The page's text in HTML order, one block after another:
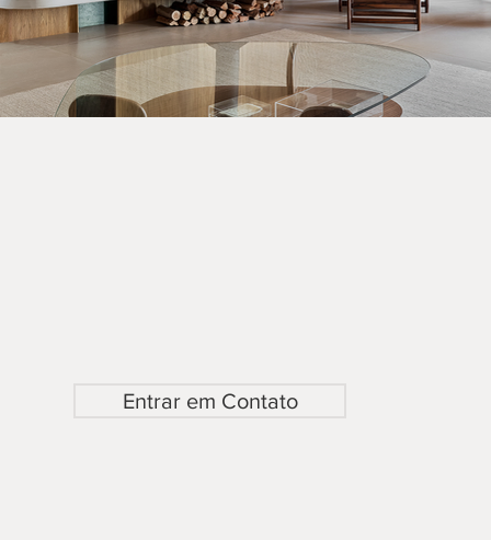
Entrar em Contato